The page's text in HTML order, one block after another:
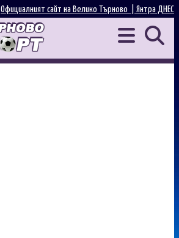
Янтра ДНЕС
Официалният сайт на Велико Търново |